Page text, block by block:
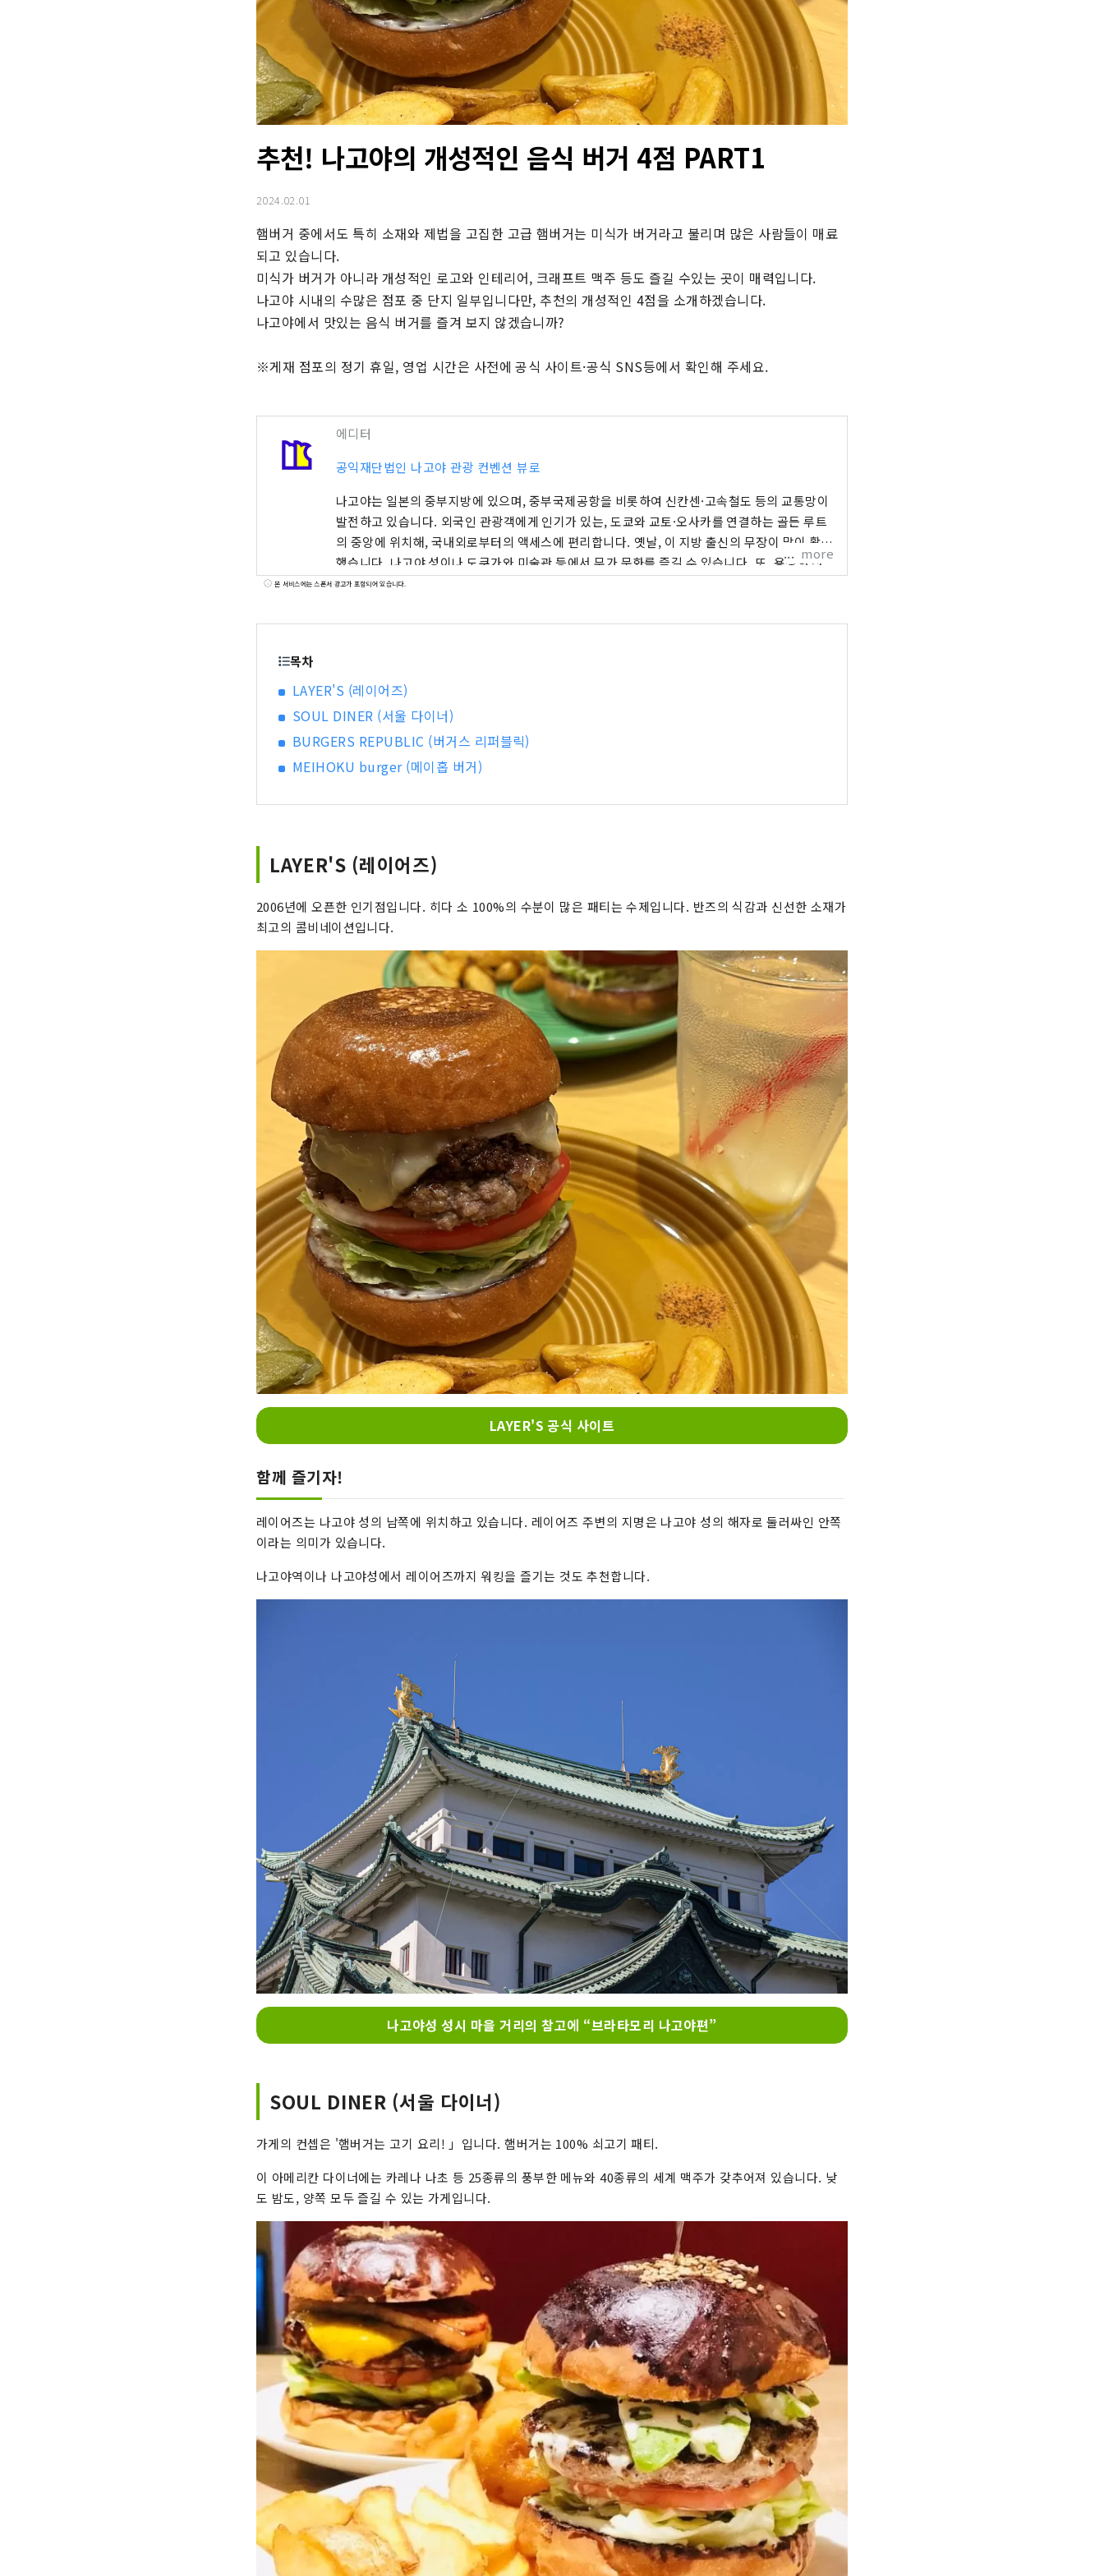
추천! 나고야의 개성적인 음식 버거 4점 PART1
2024.02.01
햄버거 중에서도 특히 소재와 제법을 고집한 고급 햄버거는 미식가 버거라고 불리며 많은 사람들이 매료
되고 있습니다.
미식가 버거가 아니라 개성적인 로고와 인테리어, 크래프트 맥주 등도 즐길 수있는 곳이 매력입니다.
나고야 시내의 수많은 점포 중 단지 일부입니다만, 추천의 개성적인 4점을 소개하겠습니다.
나고야에서 맛있는 음식 버거를 즐겨 보지 않겠습니까?
※게재 점포의 정기 휴일, 영업 시간은 사전에 공식 사이트·공식 SNS등에서 확인해 주세요.
에디터
공익재단법인 나고야 관광 컨벤션 뷰로
나고야는 일본의 중부지방에 있으며, 중부국제공항을 비롯하여 신칸센·고속철도 등의 교통망이
발전하고 있습니다. 외국인 관광객에게 인기가 있는, 도쿄와 교토·오사카를 연결하는 골든 루트
의 중앙에 위치해, 국내외로부터의 액세스에 편리합니다. 옛날, 이 지방 출신의 무장이 많이 활약
했습니다. 나고야 성이나 도쿠가와 미술관 등에서 무가 문화를 즐길 수 있습니다. 또, 용장한 산
차 축제나, 일본 유산에도 인정된 아름다운 아리마츠 조리, 차 문화에 호응한 나고야의 화과자
니다. 도요타 산업 기술 기념관 등에서 제조의 역사를 배울 수 있습니다. 또 「나고야메시」라고
more
본 서비스에는 스폰서 광고가 포함되어 있습니다.
목차
LAYER'S (레이어즈)
SOUL DINER (서울 다이너)
BURGERS REPUBLIC (버거스 리퍼블릭)
MEIHOKU burger (메이홉 버거)
LAYER'S (레이어즈)
2006년에 오픈한 인기점입니다. 히다 소 100%의 수분이 많은 패티는 수제입니다. 반즈의 식감과 신선한 소재가
최고의 콤비네이션입니다.
LAYER'S 공식 사이트
함께 즐기자!
레이어즈는 나고야 성의 남쪽에 위치하고 있습니다. 레이어즈 주변의 지명은 나고야 성의 해자로 둘러싸인 안쪽
이라는 의미가 있습니다.
나고야역이나 나고야성에서 레이어즈까지 워킹을 즐기는 것도 추천합니다.
나고야성 성시 마을 거리의 참고에 “브라타모리 나고야편”
SOUL DINER (서울 다이너)
가게의 컨셉은 '햄버거는 고기 요리! 」입니다. 햄버거는 100% 쇠고기 패티.
이 아메리칸 다이너에는 카레나 나초 등 25종류의 풍부한 메뉴와 40종류의 세계 맥주가 갖추어져 있습니다. 낮
도 밤도, 양쪽 모두 즐길 수 있는 가게입니다.